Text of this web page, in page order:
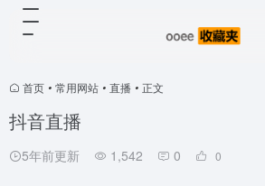
首页 • 常用网站 • 直播 • 正文
抖音直播
5年前更新 1,542 0 0